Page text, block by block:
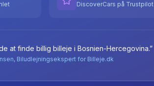
DiscoverCars på Trustpilot
at finde billig billeje i Bosnien-Hercegovina.”
Biludlejningsekspert for Billeje.dk